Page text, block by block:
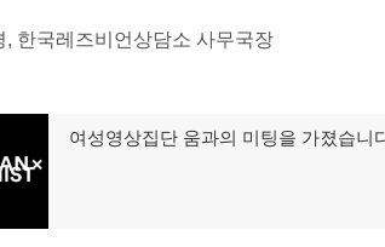
, 한국레즈비언상담소 사무국장
여성영상집단 움과의 미팅을 가졌습니